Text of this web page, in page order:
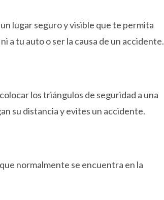
lugar seguro y visible que te permita
a tu auto o ser la causa de un accidente.
los triángulos de seguridad a una
su distancia y evites un accidente.
normalmente se encuentra en la